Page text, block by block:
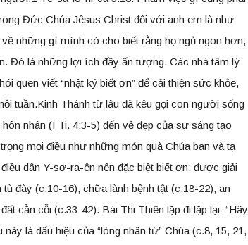
Đức Chúa Jêsus Christ đối với anh em là như
những gì mình có cho biết rằng họ ngủ ngon hơn,
Đó là những lợi ích đầy ấn tượng. Các nhà tâm lý
quen viết “nhật ký biết ơn” để cải thiện sức khỏe,
tuần.Kinh Thánh từ lâu đã kêu gọi con người sống
nhân (I Ti. 4:3-5) đến vẻ đẹp của sự sáng tạo
mọi điều như những món quà Chúa ban và tạ
dân Y-sơ-ra-ên nên đặc biệt biết ơn: được giải
đày (c.10-16), chữa lành bệnh tật (c.18-22), an
cằn cỗi (c.33-42). Bài Thi Thiên lặp đi lặp lại: “Hãy
là dấu hiệu của “lòng nhân từ” Chúa (c.8, 15, 21,